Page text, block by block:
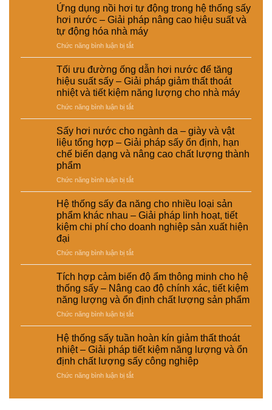
vụ
sản
xuất
công
nghiệp
–
Giải
pháp
nâng
chất
lượng
và
hiệu
suất
hệ
thống
sấy
hơi
nước
và
sấy
điện
Lựa
chọn
giải
pháp
kinh
máy
hơi
nước
trong
chế
biến
thức
ăn
chăn
nuôi
–
Giải
pháp
ổn
định
dinh
dưỡng
nâng
cao
chất
lượng
sản
phẩm
Ứng dụng nồi hơi tự động trong hệ thống sấy
hơi nước – Giải pháp nâng cao hiệu suất và
tự động hóa nhà máy
Chức năng bình luận bị tắtở
Ứng
dụng
nồi
hơi
tự
động
trong
hệ
thống
sấy
hơi
–
Giải
pháp
nâng
cao
hiệu
và
động
nhà
máy
Tối ưu đường ống dẫn hơi nước để tăng
hiệu suất sấy – Giải pháp giảm thất thoát
nhiệt và tiết kiệm năng lượng cho nhà máy
Chức năng bình luận bị tắtở
Tối
ưu
đường
ống
dẫn
nước
tăng
hiệu
suất
sấy
Giải
giảm
thất
thoát
nhiệt
và
kiệm
năng
lượng
cho
nhà
Sấy hơi nước cho ngành da – giày và vật
liệu tổng hợp – Giải pháp sấy ổn định, hạn
chế biến dạng và nâng cao chất lượng thành
phẩm
Chức năng bình luận bị tắtở
Sấy
hơi
nước
cho
ngành
–
liệu
tổng
hợp
–
Giải
pháp
sấy
ổn
định,
Hệ thống sấy đa năng cho nhiều loại sản
phẩm khác nhau – Giải pháp linh hoạt, tiết
kiệm chi phí cho doanh nghiệp sản xuất hiện
đại
Chức năng bình luận bị tắtở
Hệ
thống
đa
năng
cho
nhiều
loại
sản
phẩm
khác
nhau
Giải
Tích hợp cảm biến độ ẩm thông minh cho hệ
thống sấy – Nâng cao độ chính xác, tiết kiệm
năng lượng và ổn định chất lượng sản phẩm
Chức năng bình luận bị tắtở
Tích
hợp
cảm
biến
độ
ẩm
Hệ thống sấy tuần hoàn kín giảm thất thoát
nhiệt – Giải pháp tiết kiệm năng lượng và ổn
định chất lượng sấy công nghiệp
Chức năng bình luận bị tắtở